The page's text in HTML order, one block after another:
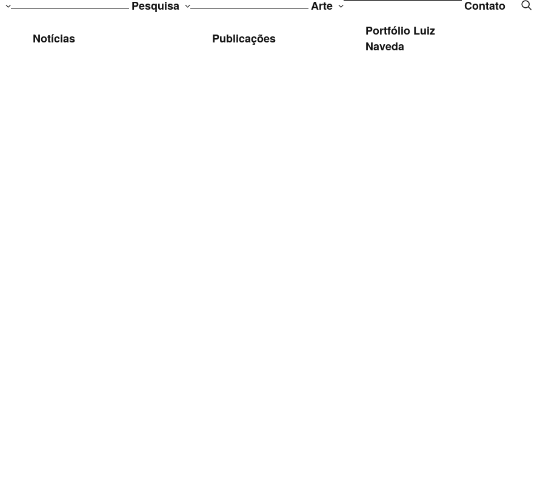
Notícias
Pesquisa
Publicações
Arte
Portfólio Luiz
Naveda
Contato